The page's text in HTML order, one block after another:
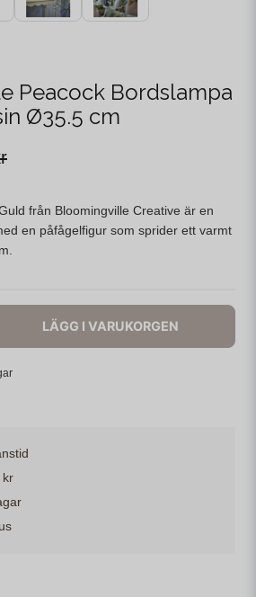
Peacock Bordslampa
Ø35.5 cm
från Bloomingville Creative är en
en påfågelfigur som sprider ett varmt
LÄGG I VARUKORGEN
kr